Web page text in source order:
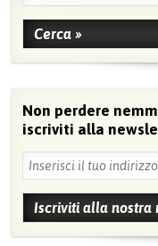
Non perdere
iscriviti alla